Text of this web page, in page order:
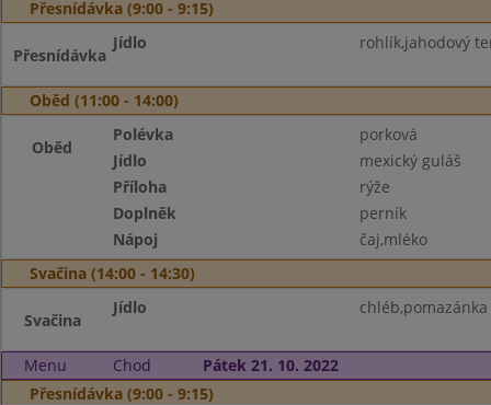
Přesnídávka (9:00 - 9:15)
Přesnídávka
Jídlo rohlík,jahodový
Oběd (11:00 - 14:00)
Oběd
Polévka
porková
Jídlo
mexický guláš
Příloha
rýže
Doplněk
perník
Nápoj
čaj,mléko
Svačina (14:00 - 14:30)
Svačina
Jídlo
Menu Chod
Pátek 21. 10. 2022
Přesnídávka (9:00 - 9:15)